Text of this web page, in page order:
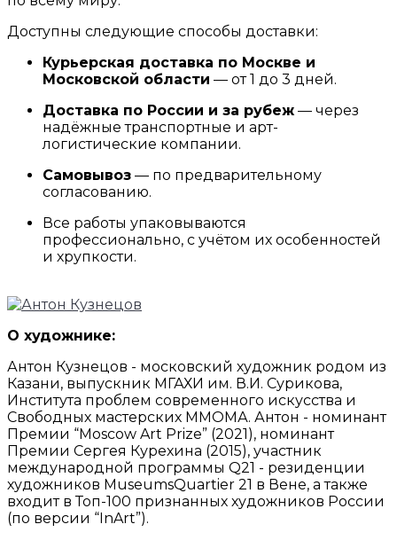
Доступны следующие способы доставки:
Курьерская доставка по Москве и
Московской области — от 1 до 3 дней.
Доставка по России и за рубеж — через
надёжные транспортные и арт-
логистические компании.
Самовывоз — по предварительному
согласованию.
Все работы упаковываются
профессионально, с учётом их особенностей
и хрупкости.
О художнике:
Антон Кузнецов - московский художник родом из
Казани, выпускник МГАХИ им. В.И. Сурикова,
Института проблем современного искусства и
Свободных мастерских ММОМА. Антон - номинант
Премии “Moscow Art Prize” (2021), номинант
Премии Сергея Курехина (2015), участник
международной программы Q21 - резиденции
художников MuseumsQuartier 21 в Вене, а также
входит в Топ-100 признанных художников России
(по версии “InArt”).